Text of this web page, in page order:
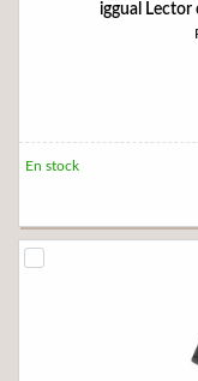
iggual Lector
En stock